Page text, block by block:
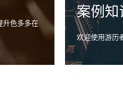
色多多在
案例知
欢迎使用游历